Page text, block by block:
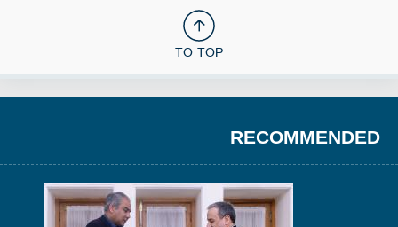
TO TOP
RECOMMENDED